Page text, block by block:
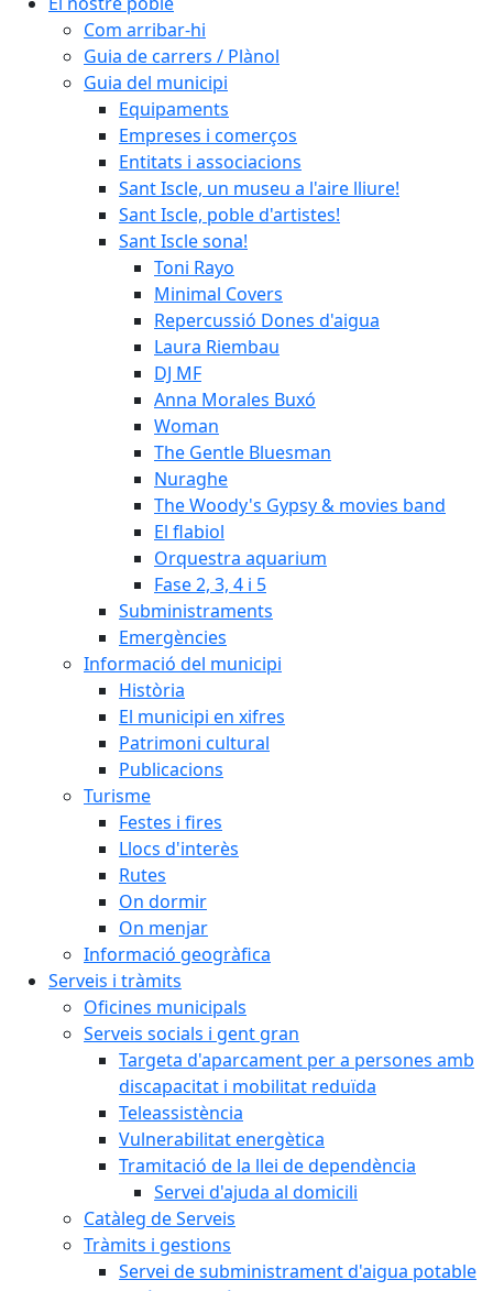
Com arribar-hi
Guia de carrers / Plànol
Guia del municipi
Equipaments
Empreses i comerços
Entitats i associacions
Sant Iscle, un museu a l'aire lliure!
Sant Iscle, poble d'artistes!
Sant Iscle sona!
Toni Rayo
Minimal Covers
Repercussió Dones d'aigua
Laura Riembau
DJ MF
Anna Morales Buxó
Woman
The Gentle Bluesman
Nuraghe
The Woody's Gypsy & movies band
El flabiol
Orquestra aquarium
Fase 2, 3, 4 i 5
Subministraments
Emergències
Informació del municipi
Història
El municipi en xifres
Patrimoni cultural
Publicacions
Turisme
Festes i fires
Llocs d'interès
Rutes
On dormir
On menjar
Informació geogràfica
Serveis i tràmits
Oficines municipals
Serveis socials i gent gran
Targeta d'aparcament per a persones amb
discapacitat i mobilitat reduïda
Teleassistència
Vulnerabilitat energètica
Tramitació de la llei de dependència
Servei d'ajuda al domicili
Catàleg de Serveis
Tràmits i gestions
Servei de subministrament d'aigua potable